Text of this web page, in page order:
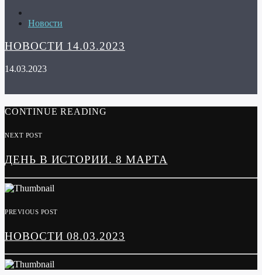
Новости
НОВОСТИ 14.03.2023
14.03.2023
CONTINUE READING
NEXT POST
ДЕНЬ В ИСТОРИИ. 8 МАРТА
PREVIOUS POST
НОВОСТИ 08.03.2023